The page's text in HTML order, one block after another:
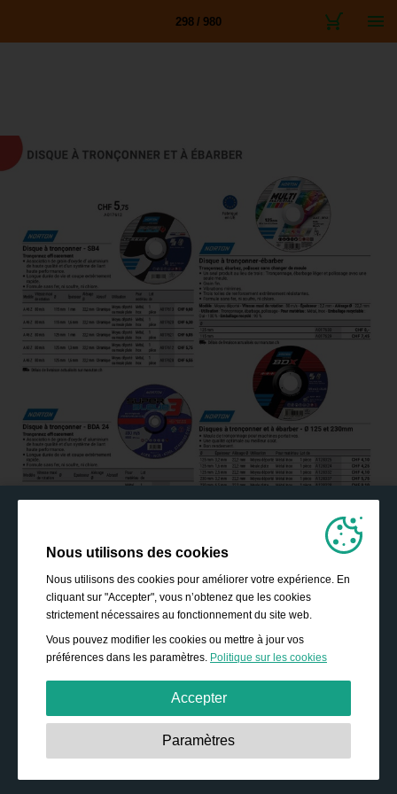
298 / 980
Nous utilisons des cookies
Nous utilisons des cookies pour améliorer votre expérience. En
cliquant sur "Accepter", vous n’obtenez que les cookies
strictement nécessaires au fonctionnement du site web.
Vous pouvez modifier les cookies ou mettre à jour vos
préférences dans les paramètres. Politique sur les cookies
Accepter
Strictement nécessaires:
Ces cookies sont essentiels
Paramètres